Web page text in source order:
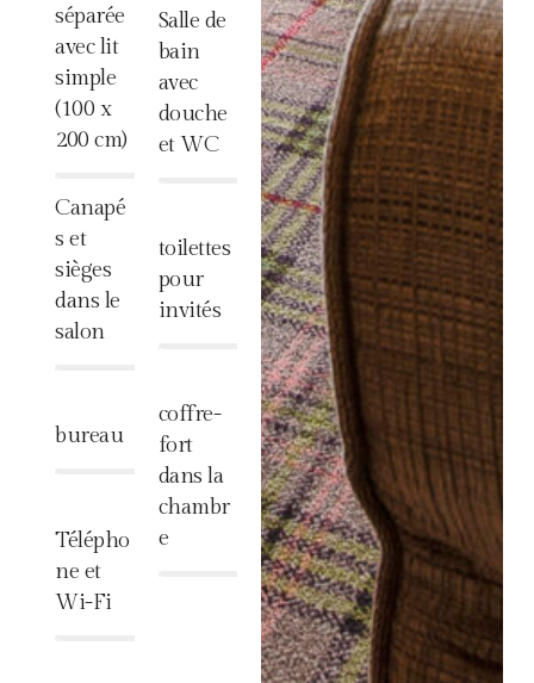
séparée
avec lit
simple
(100 x
200 cm)
Canapé
s et
sièges
dans le
salon
bureau
Télépho
ne et
Wi-Fi
Salle de
bain
avec
douche
et WC
toilettes
pour
invités
coffre-
fort
dans la
chambr
e